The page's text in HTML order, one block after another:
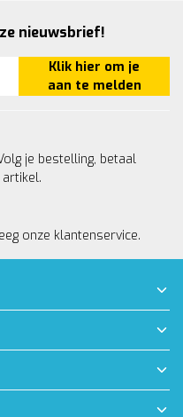
nieuwsbrief!
Klik hier om je
aan te melden
je bestelling, betaal
onze klantenservice.